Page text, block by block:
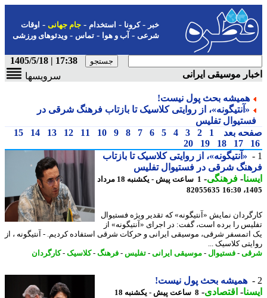
-کرونا-استخدام- جام جهانی-اوقات
شرعی-آب و هوا-تماس-ویدئوهای ورزشی
17:38 | 1405/5/18
موسیقی ایرانی
سرویسها
همیشه بحث پول نیست!
«آنتیگونه»، از روایتی کلاسیک تا بازتاب فرهنگ شرقی در
تفلیس
بعد
1
2
3
4
5
6
7
8
9
10
11
12
13
14
15
17
18
19
20
«آنتیگونه»، از روایتی کلاسیک تا بازتاب
شرقی در فستیوال تفلیس
-فرهنگی-
1 ساعت پیش - یکشنبه 18 مرداد
82055635
نمایش «آنتیگونه» که تقدیر ویژه فستیوال
را برده است، گفت: در اجرای «آنتیگونه» از
شرقی، موسیقی ایرانی و حرکات شرقی استفاده کردیم. - آنتیگونه ، از
کلاسیک ...
-فستیوال- موسیقی ایرانی- تفلیس-فرهنگ -کلاسیک-کارگردان
همیشه بحث پول نیست!
-اقتصادی-
8 ساعت پیش - یکشنبه 18